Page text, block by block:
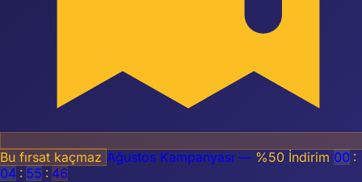
Bu fırsat kaçmaz Ağustos Kampanyası — %50 İndirim 00 :
04 : 55 : 46